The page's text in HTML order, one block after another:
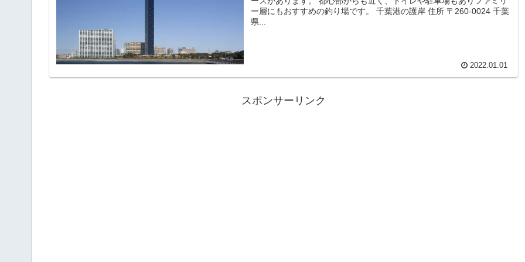
ー層にもおすすめの釣り場です。 千葉港の護岸 住所 〒260-0024 千葉
県...
2022.01.01
スポンサーリンク